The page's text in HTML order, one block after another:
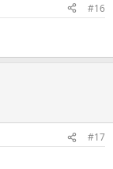
#16
#17